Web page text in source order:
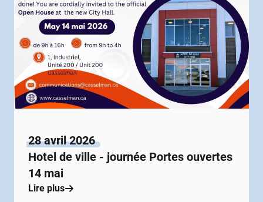
28 avril 2026
Hotel de ville - journée Portes ouvertes
14 mai
Lire plus